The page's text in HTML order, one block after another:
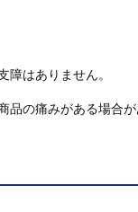
はありません。
の痛みがある場合が